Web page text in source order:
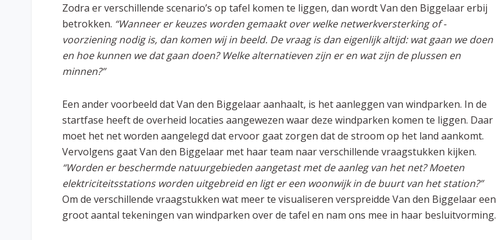
Zodra er verschillende scenario’s op tafel komen te liggen, dan wordt Van den Biggelaar erbij
betrokken. “Wanneer er keuzes worden gemaakt over welke netwerkversterking of -
voorziening nodig is, dan komen wij in beeld. De vraag is dan eigenlijk altijd: wat gaan we doen
en hoe kunnen we dat gaan doen? Welke alternatieven zijn er en wat zijn de plussen en
minnen?”
Een ander voorbeeld dat Van den Biggelaar aanhaalt, is het aanleggen van windparken. In de
startfase heeft de overheid locaties aangewezen waar deze windparken komen te liggen. Daar
moet het net worden aangelegd dat ervoor gaat zorgen dat de stroom op het land aankomt.
Vervolgens gaat Van den Biggelaar met haar team naar verschillende vraagstukken kijken.
“Worden er beschermde natuurgebieden aangetast met de aanleg van het net? Moeten
elektriciteitsstations worden uitgebreid en ligt er een woonwijk in de buurt van het station?”
Om de verschillende vraagstukken wat meer te visualiseren verspreidde Van den Biggelaar een
groot aantal tekeningen van windparken over de tafel en nam ons mee in haar besluitvorming.